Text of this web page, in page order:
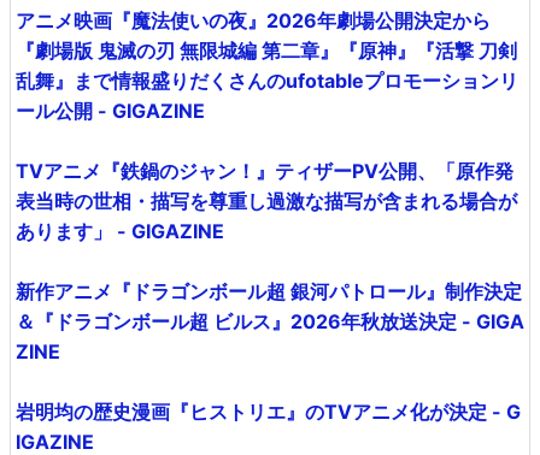
アニメ映画『魔法使いの夜』2026年劇場公開決定から
『劇場版 鬼滅の刃 無限城編 第二章』『原神』『活撃 刀剣
乱舞』まで情報盛りだくさんのufotableプロモーションリ
ール公開 - GIGAZINE
TVアニメ『鉄鍋のジャン！』ティザーPV公開、「原作発
表当時の世相・描写を尊重し過激な描写が含まれる場合が
あります」 - GIGAZINE
新作アニメ『ドラゴンボール超 銀河パトロール』制作決定
＆『ドラゴンボール超 ビルス』2026年秋放送決定 - GIGA
ZINE
岩明均の歴史漫画『ヒストリエ』のTVアニメ化が決定 - G
IGAZINE